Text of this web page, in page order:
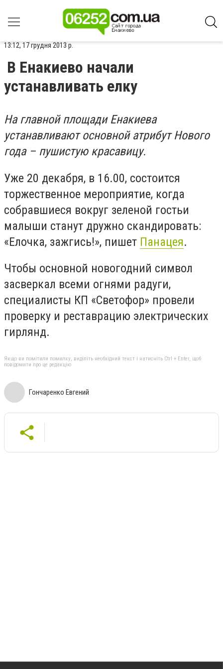
13:12, 17 грудня 2013 р.
В Енакиево начали
устанавливать елку
На главной площади Енакиева
устанавливают основной атрибут Нового
года – пушистую красавицу.
Уже 20 декабря, в 16.00, состоится
торжественное мероприятие, когда
собравшиеся вокруг зеленой гостьи
малыши станут дружно скандировать:
«Елочка, зажгись!», пишет Панацея.
Чтобы основной новогодний символ
засверкал всеми огнями радуги,
специалисты КП «Светофор» провели
проверку и реставрацию электрических
гирлянд.
Якщо ви помітили помилку, виділіть необхідний текст і натисніть Ctrl + Enter, щоб
повідомити про це редакцію
Гончаренко Евгений